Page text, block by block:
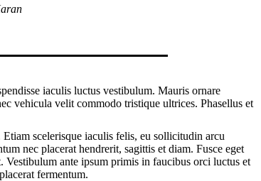
iaculis luctus vestibulum. Mauris ornare
vehicula velit commodo tristique ultrices. Phasellus et
scelerisque iaculis felis, eu sollicitudin arcu
nec placerat hendrerit, sagittis et diam. Fusce eget
ante ipsum primis in faucibus orci luctus et
fermentum.